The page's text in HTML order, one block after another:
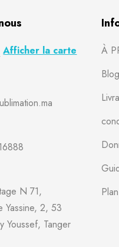
Afficher la carte
N 71,
Yassine, 2, 53
Youssef, Tanger
À
Blog